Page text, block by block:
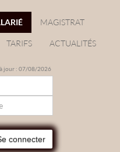
MAGISTRAT
TARIFS ACTUALITÉS
jour : 07/08/2026
connecter